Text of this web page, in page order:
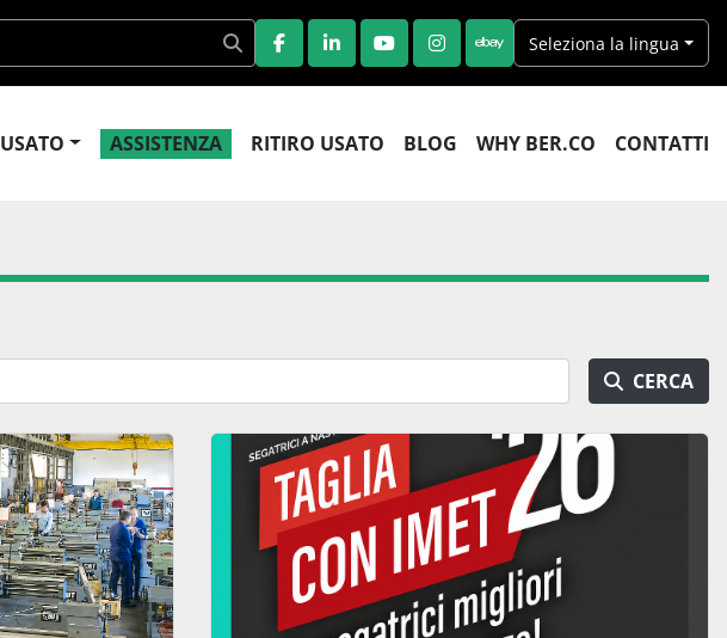
FACEBOOK
LINKEDINYOUTUBEINSTAGRAM
EBAYSeleziona la lingua
USATO ASSISTENZA RITIRO USATO BLOG WHY BER.CO CONTATTI
CERCA